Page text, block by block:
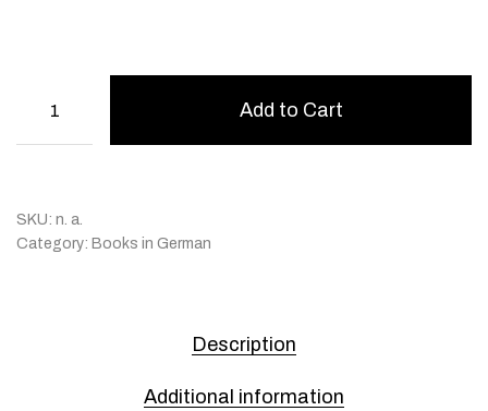
Add to Cart
SKU: n. a.
Category: Books in German
Description
Additional information